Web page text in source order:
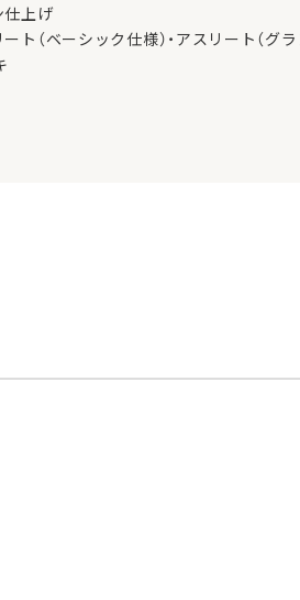
仕上げ
ト（ベーシック仕様）・アスリート（グ